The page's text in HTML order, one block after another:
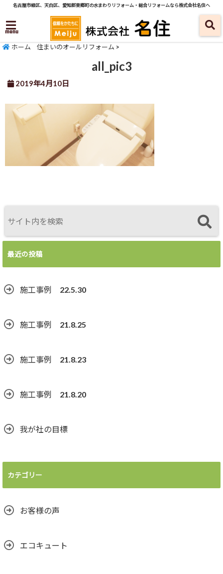
名古屋市緑区、天白区、愛知郡東郷町の水まわりリフォーム・総合リフォームなら株式会社名住へ
menu
ホーム 住まいのオールリフォーム >
all_pic3
2019年4月10日
最近の投稿
施工事例 22.5.30
施工事例 21.8.25
施工事例 21.8.23
施工事例 21.8.20
我が社の目標
カテゴリー
お客様の声
エコキュート